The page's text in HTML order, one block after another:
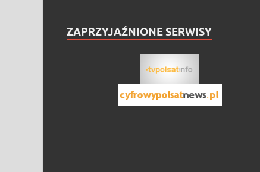
ZAPRZYJAŹNIONE SERWISY